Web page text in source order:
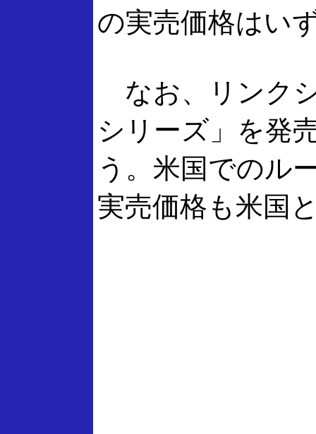
の実売価格はい
なお、リンクシ
シリーズ」を発
う。米国でのル
実売価格も米国